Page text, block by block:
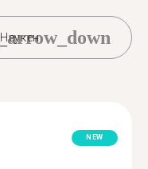
Неукен
NEW